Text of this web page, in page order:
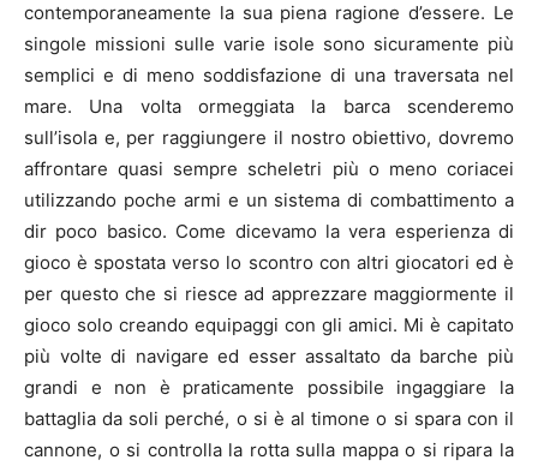
contemporaneamente la sua piena ragione d’essere. Le
singole missioni sulle varie isole sono sicuramente più
semplici e di meno soddisfazione di una traversata nel
mare. Una volta ormeggiata la barca scenderemo
sull’isola e, per raggiungere il nostro obiettivo, dovremo
affrontare quasi sempre scheletri più o meno coriacei
utilizzando poche armi e un sistema di combattimento a
dir poco basico. Come dicevamo la vera esperienza di
gioco è spostata verso lo scontro con altri giocatori ed è
per questo che si riesce ad apprezzare maggiormente il
gioco solo creando equipaggi con gli amici. Mi è capitato
più volte di navigare ed esser assaltato da barche più
grandi e non è praticamente possibile ingaggiare la
battaglia da soli perché, o si è al timone o si spara con il
cannone, o si controlla la rotta sulla mappa o si ripara la